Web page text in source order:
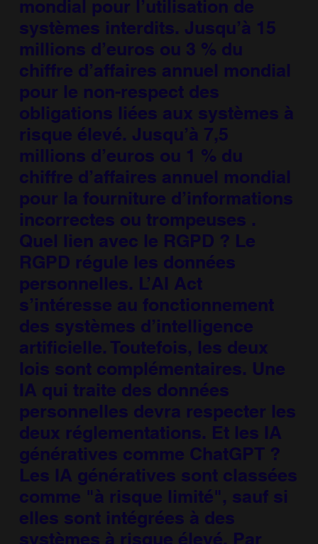
mondial pour l’utilisation de
systèmes interdits. Jusqu’à 15
millions d’euros ou 3 % du
chiffre d’affaires annuel mondial
pour le non-respect des
obligations liées aux systèmes à
risque élevé. Jusqu’à 7,5
millions d’euros ou 1 % du
chiffre d’affaires annuel mondial
pour la fourniture d’informations
incorrectes ou trompeuses .
Quel lien avec le RGPD ? Le
RGPD régule les données
personnelles. L’AI Act
s’intéresse au fonctionnement
des systèmes d’intelligence
artificielle. Toutefois, les deux
lois sont complémentaires. Une
IA qui traite des données
personnelles devra respecter les
deux réglementations. Et les IA
génératives comme ChatGPT ?
Les IA génératives sont classées
comme "à risque limité", sauf si
elles sont intégrées à des
systèmes à risque élevé. Par